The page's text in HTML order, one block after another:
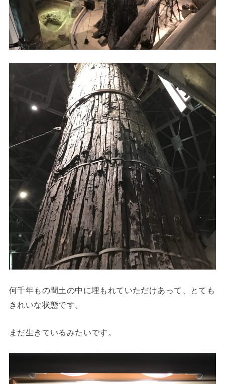
何千年もの間土の中に埋もれていただけあって、とても
きれいな状態です。
まだ生きているみたいです。